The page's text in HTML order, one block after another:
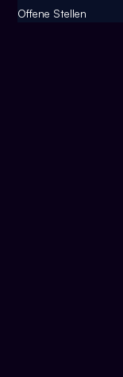
Offene Stellen